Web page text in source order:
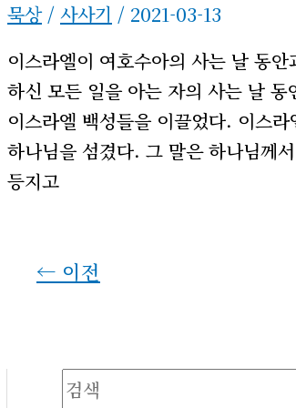
묵상/ 사사기 / 2021-03-13
이스라엘이 여호수아의 사는 날 동
하신 모든 일을 아는 자의 사는 날
이스라엘 백성들을 이끌었다. 이스
하나님을 섬겼다. 그 말은 하나님께
등지고
←이전
검색